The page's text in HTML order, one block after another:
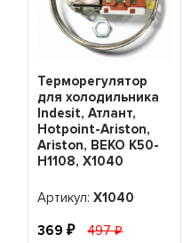
Терморегулятор
для холодильника
Indesit, Атлант,
Hotpoint-Ariston,
Ariston, BEKO K50-
H1108, Х1040
Артикул:Х1040
369 497